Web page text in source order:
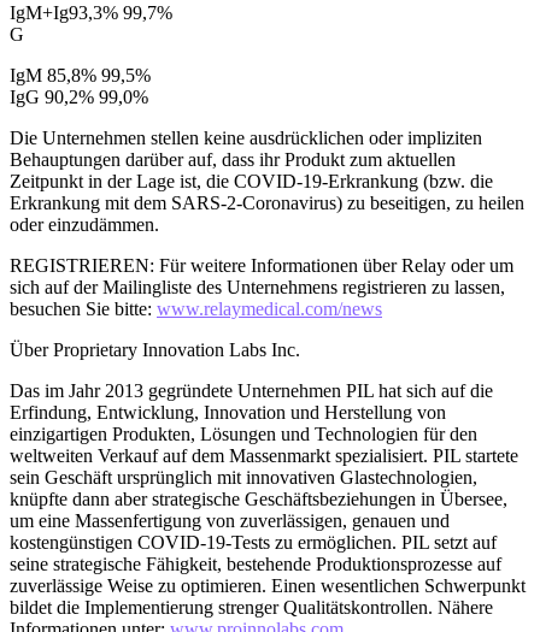
IgM+Ig93,3% 99,7%
G
IgM 85,8% 99,5%
IgG 90,2% 99,0%
Die Unternehmen stellen keine ausdrücklichen oder impliziten
Behauptungen darüber auf, dass ihr Produkt zum aktuellen
Zeitpunkt in der Lage ist, die COVID-19-Erkrankung (bzw. die
Erkrankung mit dem SARS-2-Coronavirus) zu beseitigen, zu heilen
oder einzudämmen.
REGISTRIEREN: Für weitere Informationen über Relay oder um
sich auf der Mailingliste des Unternehmens registrieren zu lassen,
besuchen Sie bitte: www.relaymedical.com/news
Über Proprietary Innovation Labs Inc.
Das im Jahr 2013 gegründete Unternehmen PIL hat sich auf die
Erfindung, Entwicklung, Innovation und Herstellung von
einzigartigen Produkten, Lösungen und Technologien für den
weltweiten Verkauf auf dem Massenmarkt spezialisiert. PIL startete
sein Geschäft ursprünglich mit innovativen Glastechnologien,
knüpfte dann aber strategische Geschäftsbeziehungen in Übersee,
um eine Massenfertigung von zuverlässigen, genauen und
kostengünstigen COVID-19-Tests zu ermöglichen. PIL setzt auf
seine strategische Fähigkeit, bestehende Produktionsprozesse auf
zuverlässige Weise zu optimieren. Einen wesentlichen Schwerpunkt
bildet die Implementierung strenger Qualitätskontrollen. Nähere